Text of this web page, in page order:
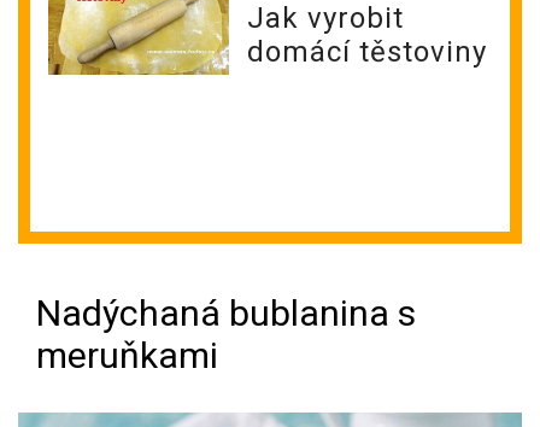
Jak vyrobit
domácí těstoviny
Nadýchaná bublanina s
meruňkami